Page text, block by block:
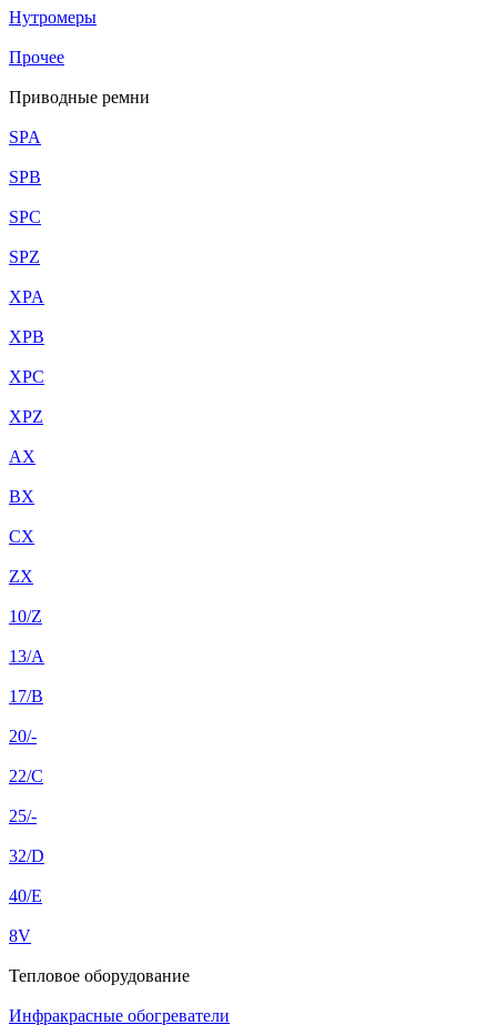
Нутромеры
Прочее
Приводные ремни
SPA
SPB
SPC
SPZ
XPA
XPB
XPC
XPZ
AX
BX
CX
ZX
10/Z
13/A
17/B
20/-
22/C
25/-
32/D
40/E
8V
Тепловое оборудование
Инфракрасные обогреватели